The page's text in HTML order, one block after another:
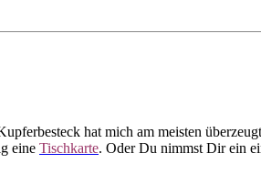
hat mich am meisten
eine Tischkarte. Oder Du nimmst Dir ein